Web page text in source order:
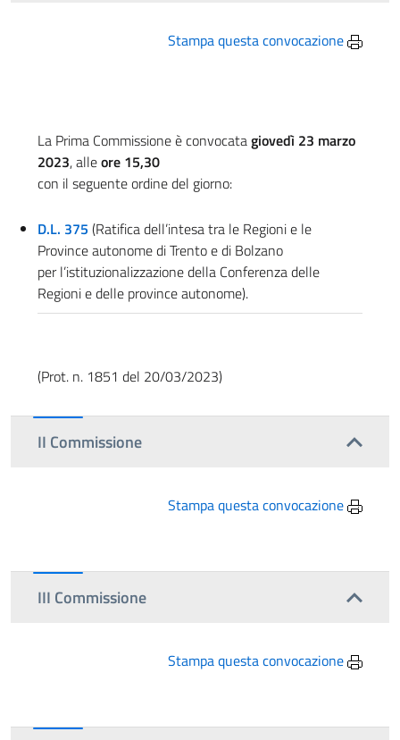
Stampa questa convocazione
La Prima Commissione è convocatagiovedì 23 marzo
2023, alleore 15,30
con il seguente ordine del giorno:
D.L. 375 (Ratifica dell’intesa tra le Regioni e le
Province autonome di Trento e di Bolzano
per l’istituzionalizzazione della Conferenza delle
Regioni e delle province autonome).
(Prot. n. 1851 del 20/03/2023)
II Commissione
Stampa questa convocazione
III Commissione
Stampa questa convocazione